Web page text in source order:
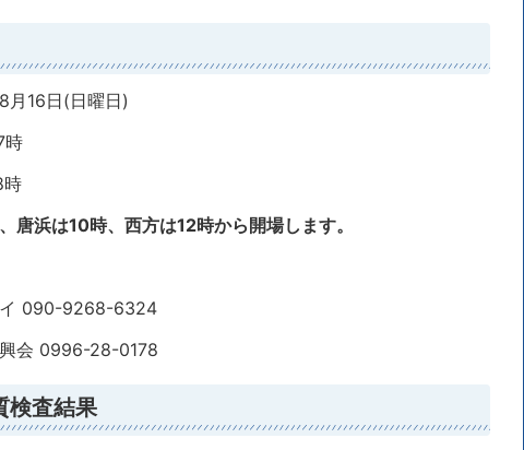
16日(日曜日)
唐浜は10時、西方は12時から開場します。
イ 090-9268-6324
興会 0996-28-0178
検査結果